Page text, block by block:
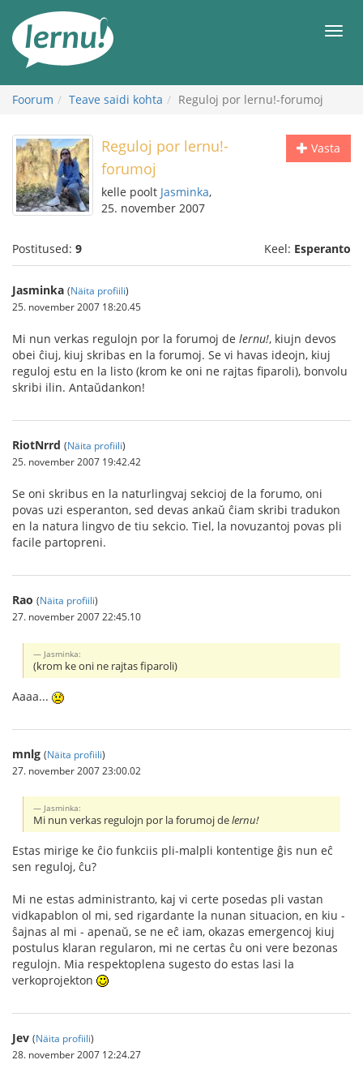
juurde
Foorum Teave saidi kohta Reguloj por lernu!-forumoj
Vasta
Reguloj por lernu!-
forumoj
kelle poolt Jasminka,
25. november 2007
Postitused: 9 Keel: Esperanto
Jasminka (Näita profiili)
25. november 2007 18:20.45
Mi nun verkas regulojn por la forumoj de lernu!, kiujn devos
obei ĉiuj, kiuj skribas en la forumoj. Se vi havas ideojn, kiuj
reguloj estu en la listo (krom ke oni ne rajtas fiparoli), bonvolu
skribi ilin. Antaŭdankon!
RiotNrrd (Näita profiili)
25. november 2007 19:42.42
Se oni skribus en la naturlingvaj sekcioj de la forumo, oni
povas uzi esperanton, sed devas ankaŭ ĉiam skribi tradukon
en la natura lingvo de tiu sekcio. Tiel, la novuzantoj povas pli
facile partopreni.
Rao (Näita profiili)
27. november 2007 22:45.10
Jasminka:
(krom ke oni ne rajtas fiparoli)
Aaaa...
mnlg (Näita profiili)
27. november 2007 23:00.02
Jasminka:
Mi nun verkas regulojn por la forumoj delernu!
Estas mirige ke ĉio funkciis pli-malpli kontentige ĝis nun eĉ
sen reguloj, ĉu?
Mi ne estas administranto, kaj vi certe posedas pli vastan
vidkapablon ol mi, sed rigardante la nunan situacion, en kiu -
ŝajnas al mi - apenaŭ, se ne eĉ iam, okazas emergencoj kiuj
postulus klaran regularon, mi ne certas ĉu oni vere bezonas
regulojn. Mia respektoplena sugesto do estas lasi la
verkoprojekton
Jev (Näita profiili)
28. november 2007 12:24.27